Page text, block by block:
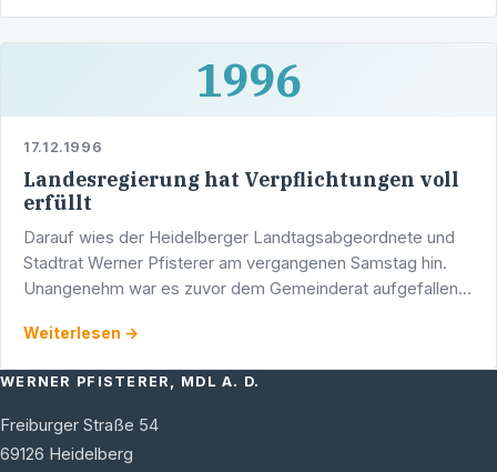
1996
17.12.1996
Landesregierung hat Verpflichtungen voll
erfüllt
Darauf wies der Heidelberger Landtagsabgeordnete und
Stadtrat Werner Pfisterer am vergangenen Samstag hin.
Unangenehm war es zuvor dem Gemeinderat aufgefallen,
Weiterlesen →
WERNER PFISTERER, MDL A. D.
Freiburger Straße 54
69126 Heidelberg